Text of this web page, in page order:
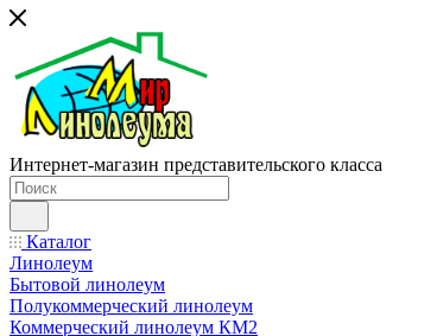
Интернет-магазин представительского класса
Каталог
Линолеум
Бытовой линолеум
Полукоммерческий линолеум
Коммерческий линолеум КМ2